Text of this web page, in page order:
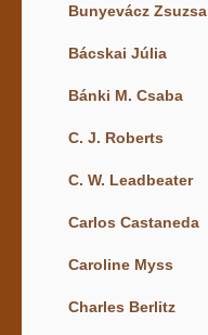
Bunyevácz Zsuzsa
Bácskai Júlia
Bánki M. Csaba
C. J. Roberts
C. W. Leadbeater
Carlos Castaneda
Caroline Myss
Charles Berlitz